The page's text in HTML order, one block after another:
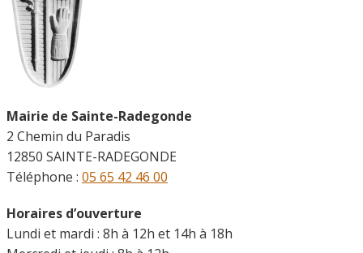
Mairie de Sainte-Radegonde
2 Chemin du Paradis
12850 SAINTE-RADEGONDE
Téléphone : 05 65 42 46 00
Horaires d’ouverture
Lundi et mardi : 8h à 12h et 14h à 18h